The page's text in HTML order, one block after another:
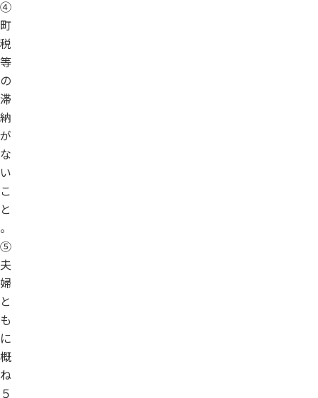
④
町
税
等
の
滞
納
が
な
い
こ
と
。
⑤
夫
婦
と
も
に
概
ね
５